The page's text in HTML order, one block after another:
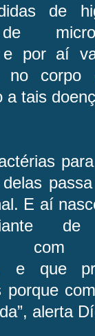
de
micro-
e por aí
no corpo
a tais
E aí
de
com
e que
porque
alerta